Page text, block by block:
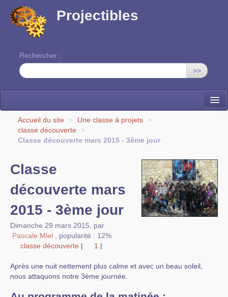
Projectibles
Rechercher :
>>
La ruche
Une classe à projets
Accueil du site > Une classe à projets
>
classe découverte
>
Classe découverte mars 2015 - 3ème jour
Classe
découverte mars
2015 - 3ème jour
Dimanche 29 mars 2015
par
Pascale Miel
popularité : 12%
classe découverte | 1 |
Après une nuit nettement plus calme et avec un beau soleil,
nous attaquons notre 3ème journée.